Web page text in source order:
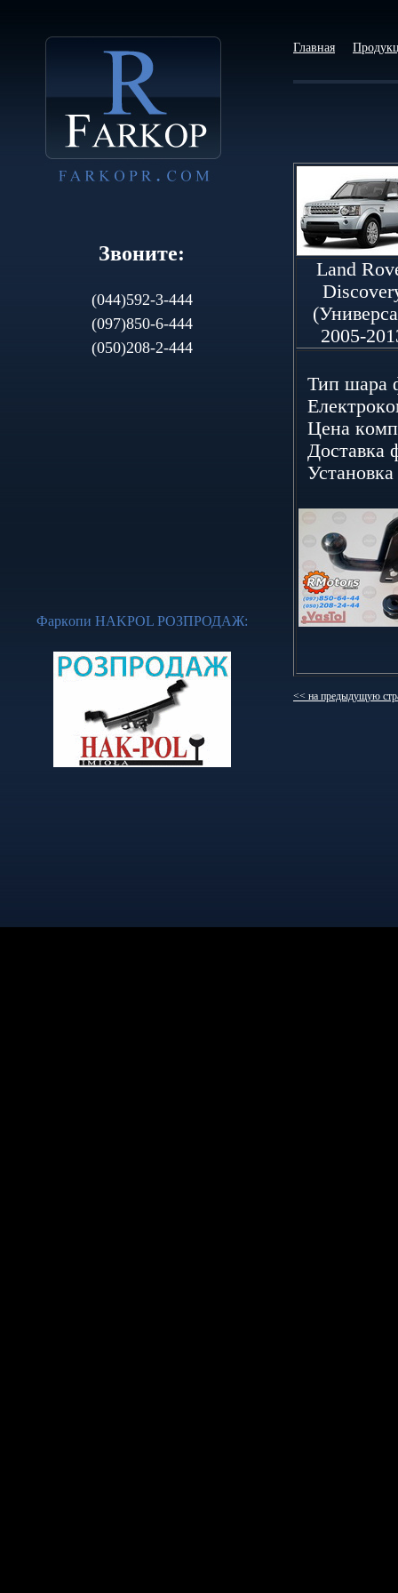
Звоните:
(044)592-3-444
(097)850-6-444
(050)208-2-444
Фapкoпи НАKРОL РОЗПРОДАЖ:
Главная
Land
2005-
Тип шapa
Цeнa
Дoстaвкa
<< на предыдущую